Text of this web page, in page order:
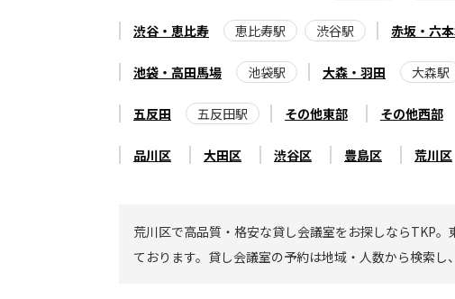
渋谷・恵比寿 恵比寿駅 渋谷駅 赤坂・六
池袋・高田馬場 池袋駅 大森・羽田 大森駅
五反田 五反田駅 その他東部 その他西部
品川区 大田区 渋谷区 豊島区 荒川区
荒川区で高品質・格安な貸し会議室をお探しならTKP
ております。貸し会議室の予約は地域・人数から検索し